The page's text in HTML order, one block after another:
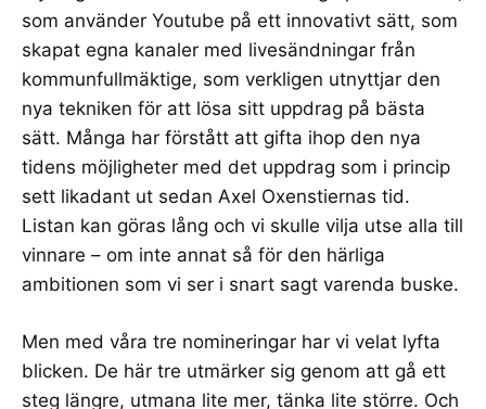
som använder Youtube på ett innovativt sätt, som
skapat egna kanaler med livesändningar från
kommunfullmäktige, som verkligen utnyttjar den
nya tekniken för att lösa sitt uppdrag på bästa
sätt. Många har förstått att gifta ihop den nya
tidens möjligheter med det uppdrag som i princip
sett likadant ut sedan Axel Oxenstiernas tid.
Listan kan göras lång och vi skulle vilja utse alla till
vinnare – om inte annat så för den härliga
ambitionen som vi ser i snart sagt varenda buske.
Men med våra tre nomineringar har vi velat lyfta
blicken. De här tre utmärker sig genom att gå ett
steg längre, utmana lite mer, tänka lite större. Och